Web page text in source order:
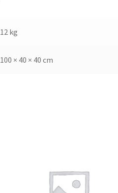
12 kg
100 × 40 × 40 cm